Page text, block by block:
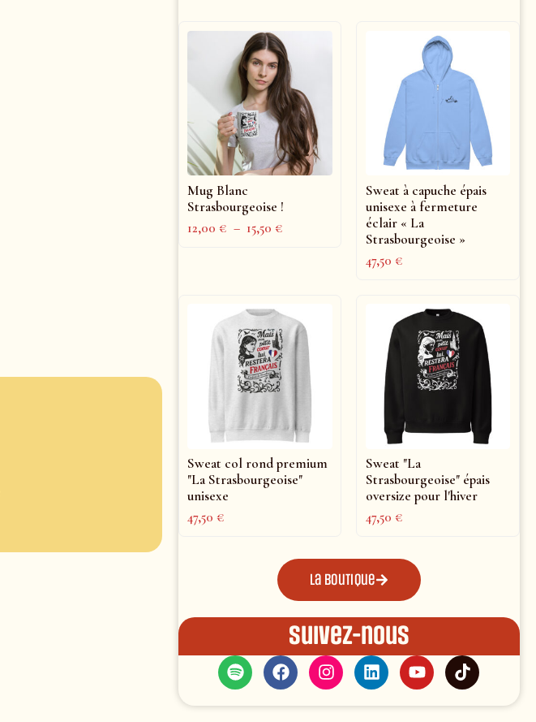
Mug Blanc
Strasbourgeoise !
12,00€ – 15,50€
Sweat à capuche épais
unisexe à fermeture
éclair « La
Strasbourgeoise »
47,50€
Sweat col rond premium
"La Strasbourgeoise"
unisexe
47,50€
Sweat "La
Strasbourgeoise" épais
oversize pour l'hiver
47,50€
La boutique
Suivez-nous